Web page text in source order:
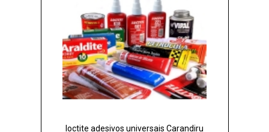
loctite adesivos universais Carandiru